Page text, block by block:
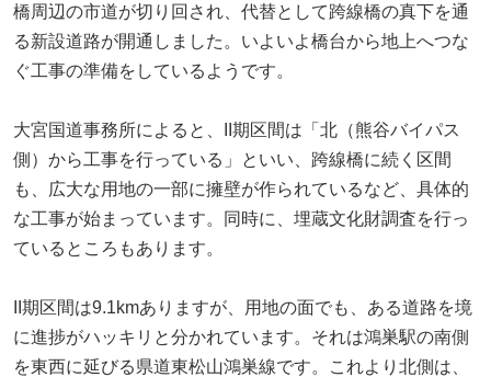
橋周辺の市道が切り回され、代替として跨線橋の真下を通
る新設道路が開通しました。いよいよ橋台から地上へつな
ぐ工事の準備をしているようです。
大宮国道事務所によると、II期区間は「北（熊谷バイパス
側）から工事を行っている」といい、跨線橋に続く区間
も、広大な用地の一部に擁壁が作られているなど、具体的
な工事が始まっています。同時に、埋蔵文化財調査を行っ
ているところもあります。
II期区間は9.1kmありますが、用地の面でも、ある道路を境
に進捗がハッキリと分かれています。それは鴻巣駅の南側
を東西に延びる県道東松山鴻巣線です。これより北側は、